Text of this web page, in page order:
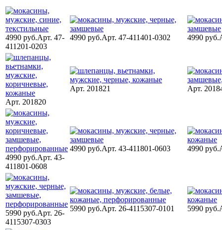
4990 руб.Арт. 47-
411201-0203
4990 руб.Арт. 47-411401-0302 4990 руб.
Арт. 201820
Арт. 201821 Арт.
4990 руб.Арт. 43-
411801-0608
4990 руб.Арт. 43-411801-0603 4990 руб.
5990 руб.Арт. 26-
4115307-0303
5990 руб.Арт. 26-4115307-0101 5990 руб.